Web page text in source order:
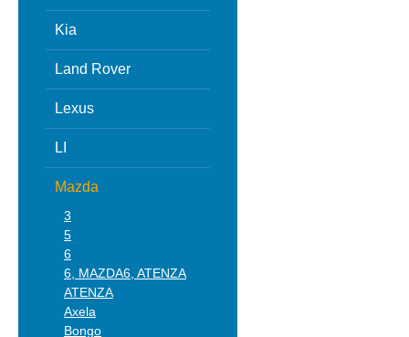
Kia
Land Rover
Lexus
LI
Mazda
3
5
6
6, MAZDA6, ATENZA
ATENZA
Axela
Bongo